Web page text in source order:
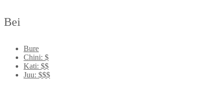
Bei
Bure
Chini: $
Kati: $$
Juu: $$$